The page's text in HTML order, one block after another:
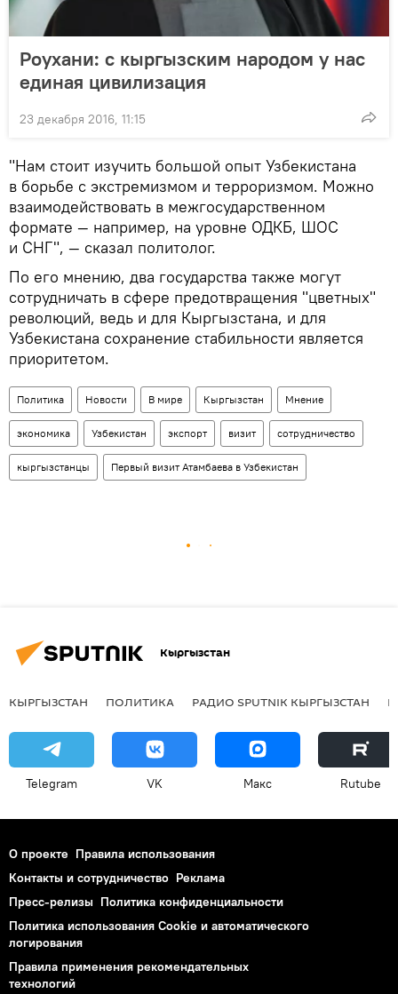
Роухани: с кыргызским народом у нас
единая цивилизация
23 декабря 2016, 11:15
"Нам стоит изучить большой опыт Узбекистана
в борьбе с экстремизмом и терроризмом. Можно
взаимодействовать в межгосударственном
формате — например, на уровне ОДКБ, ШОС
и СНГ", — сказал политолог.
По его мнению, два государства также могут
сотрудничать в сфере предотвращения "цветных"
революций, ведь и для Кыргызстана, и для
Узбекистана сохранение стабильности является
приоритетом.
Политика Новости В мире Кыргызстан Мнение
экономика Узбекистан экспорт визит сотрудничество
кыргызстанцы Первый визит Атамбаева в Узбекистан
Кыргызстан
КЫРГЫЗСТАН ПОЛИТИКА РАДИО SPUTNIK КЫРГЫЗСТАН
Telegram VK Макс Rutube
О проекте Правила использования
Контакты и сотрудничество Реклама
Пресс-релизы Политика конфиденциальности
Политика использования Cookie и автоматического
логирования
Правила применения рекомендательных
технологий